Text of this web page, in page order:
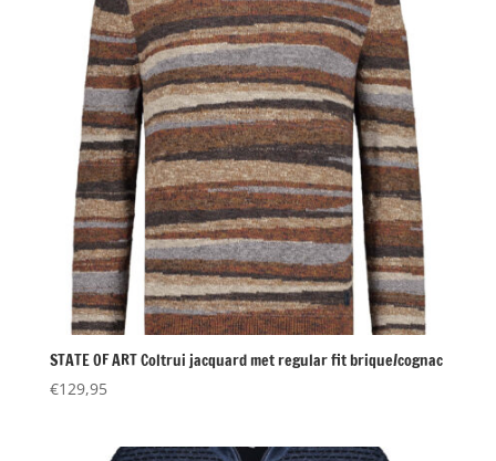
STATE OF ART Coltrui jacquard met regular fit brique/cognac
€129,95